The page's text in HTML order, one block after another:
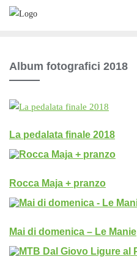
Skip
Album fotografici 2018
La pedalata finale 2018
Rocca Maja + pranzo
Mai di domenica – Le Manie